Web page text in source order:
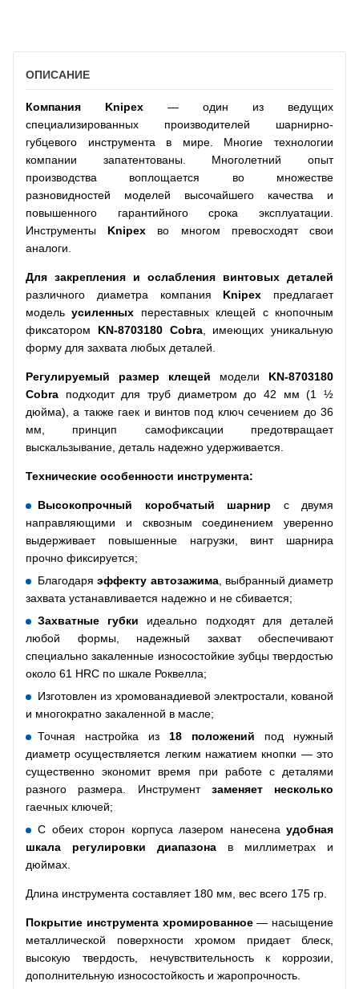
ОПИСАНИЕ
Компания Knipex — один из ведущих
специализированных производителей шарнирно-
губцевого инструмента в мире. Многие технологии
компании запатентованы. Многолетний опыт
производства воплощается во множестве
разновидностей моделей высочайшего качества и
повышенного гарантийного срока эксплуатации.
Инструменты Knipex во многом превосходят свои
аналоги.
Для закрепления и ослабления винтовых деталей
различного диаметра компания Knipex предлагает
модельусиленных переставных клещей с кнопочным
фиксатором KN-8703180 Cobra, имеющих уникальную
форму для захвата любых деталей.
Регулируемый размер клещей модели KN-8703180
Cobra подходит для труб диаметром до 42 мм (1 ½
дюйма), а также гаек и винтов под ключ сечением до 36
мм, принцип самофиксации предотвращает
выскальзывание, деталь надежно удерживается.
Технические особенности инструмента:
Высокопрочный коробчатый шарнир с двумя
направляющими и сквозным соединением уверенно
выдерживает повышенные нагрузки, винт шарнира
прочно фиксируется;
Благодаряэффекту автозажима, выбранный диаметр
захвата устанавливается надежно и не сбивается;
Захватные губки идеально подходят для деталей
любой формы, надежный захват обеспечивают
специально закаленные износостойкие зубцы твердостью
около 61 HRC по шкале Роквелла;
Изготовлен из хромованадиевой электростали, кованой
и многократно закаленной в масле;
Точная настройка из 18 положений под нужный
диаметр осуществляется легким нажатием кнопки — это
существенно экономит время при работе с деталями
разного размера. Инструмент заменяет несколько
гаечных ключей;
С обеих сторон корпуса лазером нанесена удобная
шкала регулировки диапазона в миллиметрах и
дюймах.
Длина инструмента составляет 180 мм, вес всего 175 гр.
Покрытие инструмента хромированное— насыщение
металлической поверхности хромом придает блеск,
высокую твердость, нечувствительность к коррозии,
дополнительную износостойкость и жаропрочность.